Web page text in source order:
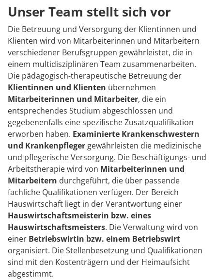
Karriere
Unser Team stellt sich vor
Die Betreuung und Versorgung der Klientinnen und
Klienten wird von Mitarbeiterinnen und Mitarbeitern
verschiedener Berufsgruppen gewährleistet, die in
einem multidisziplinären Team zusammenarbeiten.
Die pädagogisch-therapeutische Betreuung der
Klientinnen und Klienten übernehmen
Mitarbeiterinnen und Mitarbeiter, die ein
entsprechendes Studium abgeschlossen und
gegebenenfalls eine spezifische Zusatzqualifikation
erworben haben. Examinierte Krankenschwestern
und Krankenpfleger gewährleisten die medizinische
und pflegerische Versorgung. Die Beschäftigungs- und
Arbeitstherapie wird von Mitarbeiterinnen und
Mitarbeitern durchgeführt, die über passende
fachliche Qualifikationen verfügen. Der Bereich
Hauswirtschaft liegt in der Verantwortung einer
Hauswirtschaftsmeisterin bzw. eines
Hauswirtschaftsmeisters. Die Verwaltung wird von
einer Betriebswirtin bzw. einem Betriebswirt
organisiert. Die Stellenbesetzung und Qualifikationen
sind mit den Kostenträgern und der Heimaufsicht
abgestimmt.